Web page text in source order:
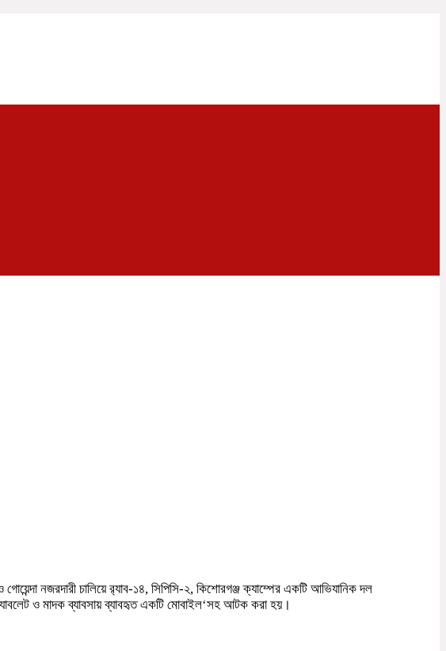
নজরদারী চালিয়ে র‍্যাব-১৪, সিপিসি-২, কিশোরগঞ্জ ক্যাম্পের একটি আভিযানিক দল
ও মাদক ব্যাবসায় ব্যাবহৃত একটি মোবাইল‘সহ আটক করা হয়।